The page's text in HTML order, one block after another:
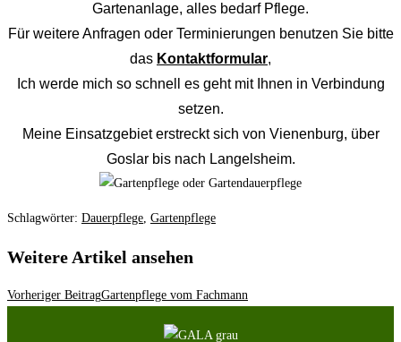
Gartenanlage, alles bedarf Pflege.
Für weitere Anfragen oder Terminierungen benutzen Sie bitte
das Kontaktformular,
Ich werde mich so schnell es geht mit Ihnen in Verbindung
setzen.
Meine Einsatzgebiet erstreckt sich von Vienenburg, über
Goslar bis nach Langelsheim.
Schlagwörter: Dauerpflege, Gartenpflege
Weitere Artikel ansehen
Vorheriger BeitragGartenpflege vom Fachmann